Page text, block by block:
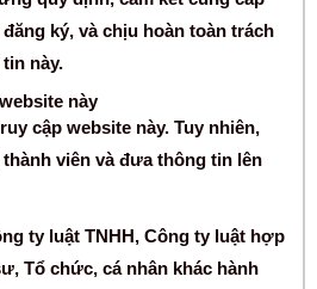
ký, và chịu hoàn toàn trách
này.
này
cập website này. Tuy nhiên,
viên và đưa thông tin lên
ty luật TNHH, Công ty luật hợp
Tổ chức, cá nhân khác hành